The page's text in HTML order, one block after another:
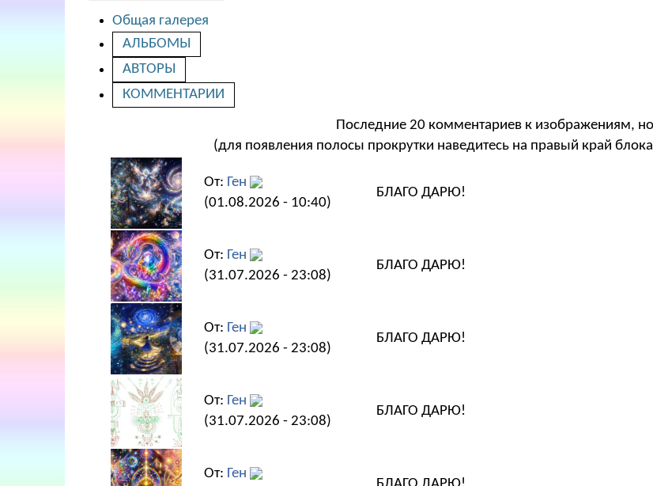
Общая галерея
АЛЬБОМЫ
АВТОРЫ
КОММЕНТАРИИ
Последние 20 комментариев к изображениям,
(для появления полосы прокрутки наведитесь на правый край
От: Ген
(01.08.2026 - 10:40)
БЛАГО ДАРЮ!
От: Ген
(31.07.2026 - 23:08)
БЛАГО ДАРЮ!
От: Ген
(31.07.2026 - 23:08)
БЛАГО ДАРЮ!
От: Ген
(31.07.2026 - 23:08)
БЛАГО ДАРЮ!
От: Ген